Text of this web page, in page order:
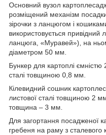
Основний вузол
розміщений механізм
зірочки з ланцюгом і
використовується
ланцюга, «Муравей»), на
діаметром 50 мм.
Бункер для картоплі ємністю
сталі товщиною 0,8 мм.
Кілевидний сошник
листової сталі товщиною 2
товщина – 3 мм.
Для загортання посадженої
гребеня на раму з